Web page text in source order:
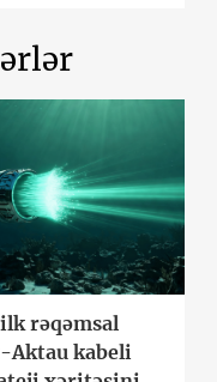
rəqəmsal
Aktau kabeli